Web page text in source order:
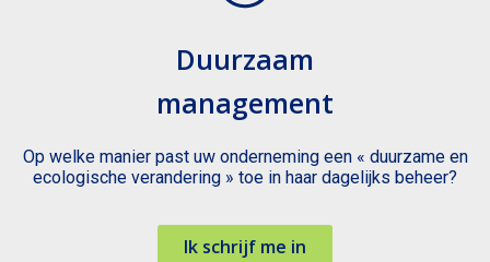
Duurzaam
management
Op welke manier past uw onderneming een « duurzame en
ecologische verandering » toe in haar dagelijks beheer?
Ik schrijf me in